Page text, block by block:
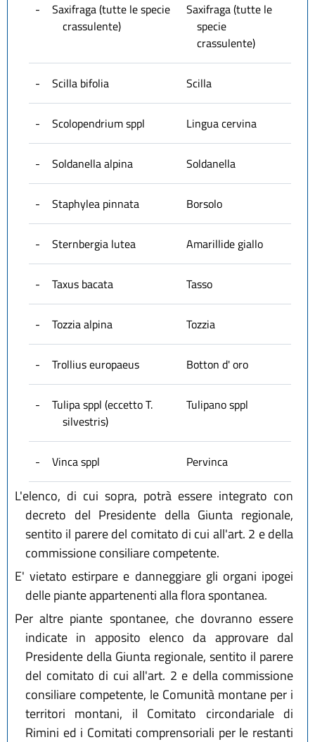
-
Saxifraga (tutte le specie
crassulente)
Saxifraga (tutte le
specie
crassulente)
- Scilla bifolia Scilla
- Scolopendrium sppl Lingua cervina
- Soldanella alpina Soldanella
- Staphylea pinnata Borsolo
- Sternbergia lutea Amarillide giallo
- Taxus bacata Tasso
- Tozzia alpina Tozzia
- Trollius europaeus Botton d' oro
-
Tulipa sppl (eccetto T.
silvestris)
Tulipano sppl
- Vinca sppl Pervinca
L'elenco, di cui sopra, potrà essere integrato con
decreto del Presidente della Giunta regionale,
sentito il parere del comitato di cui all'art. 2 e della
commissione consiliare competente.
E' vietato estirpare e danneggiare gli organi ipogei
delle piante appartenenti alla flora spontanea.
Per altre piante spontanee, che dovranno essere
indicate in apposito elenco da approvare dal
Presidente della Giunta regionale, sentito il parere
del comitato di cui all'art. 2 e della commissione
consiliare competente, le Comunità montane per i
territori montani, il Comitato circondariale di
Rimini ed i Comitati comprensoriali per le restanti